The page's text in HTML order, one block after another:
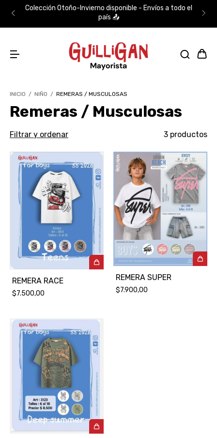
Colección Otoño-Invierno disponible - Envíos a todo el
país 📤
INICIO / NIÑO / REMERAS / MUSCULOSAS
Remeras / Musculosas
Filtrar y ordenar 3 productos
REMERA RACE
$7.500,00
REMERA SUPER
$7.900,00